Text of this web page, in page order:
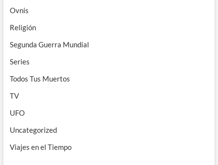
Ovnis
Religión
Segunda Guerra Mundial
Series
Todos Tus Muertos
TV
UFO
Uncategorized
Viajes en el Tiempo